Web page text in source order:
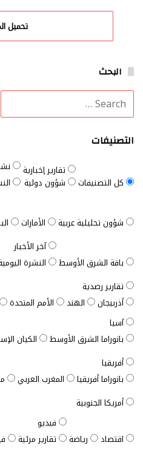
تحميل
البحث
التصنيفات
كل التصنيفات
تقارير إخبارية
شؤون دولية
شؤون تحليلية عربية الأمارات
باقة الشرق الأوسط
آخر الأخبار
النشرة
تقارير رصدية
أذربيجان
الهند الأمم المتحدة
آسيا
بانوراما الشرق الأوسط
الكيان
أفريقيا
بانوراما أفريقيا
المغرب العربي
أمريكا الجنوبية
اقتصاد رياضة
فيديو
تقارير مرئية